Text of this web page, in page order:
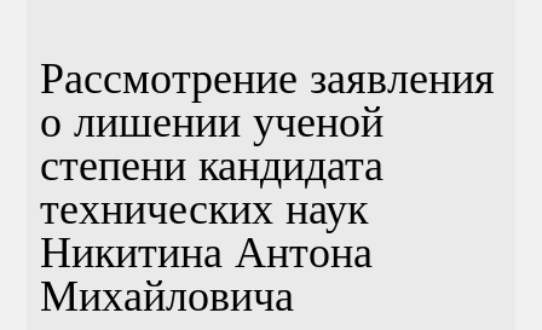
Рассмотрение заявления
о лишении ученой
степени кандидата
технических наук
Никитина Антона
Михайловича